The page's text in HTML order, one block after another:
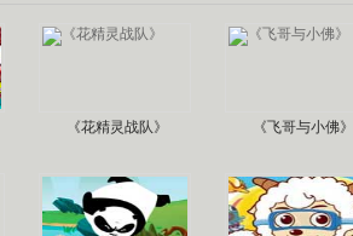
《花精灵战队》 《飞哥与小佛》